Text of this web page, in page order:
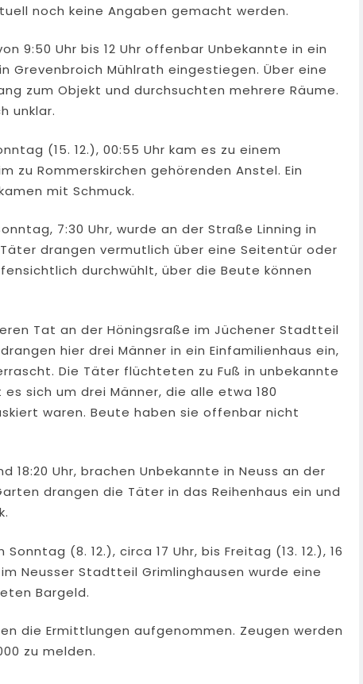
noch keine Angaben gemacht werden.
9:50 Uhr bis 12 Uhr offenbar Unbekannte in ein
Grevenbroich Mühlrath eingestiegen. Über eine
zum Objekt und durchsuchten mehrere Räume.
unklar.
(15. 12.), 00:55 Uhr kam es zu einem
zu Rommerskirchen gehörenden Anstel. Ein
mit Schmuck.
7:30 Uhr, wurde an der Straße Linning in
drangen vermutlich über eine Seitentür oder
durchwühlt, über die Beute können
Tat an der Höningsraße im Jüchener Stadtteil
hier drei Männer in ein Einfamilienhaus ein,
Die Täter flüchteten zu Fuß in unbekannte
sich um drei Männer, die alle etwa 180
waren. Beute haben sie offenbar nicht
18:20 Uhr, brachen Unbekannte in Neuss an der
drangen die Täter in das Reihenhaus ein und
(8. 12.), circa 17 Uhr, bis Freitag (13. 12.), 16
Neusser Stadtteil Grimlinghausen wurde eine
Bargeld.
die Ermittlungen aufgenommen. Zeugen werden
zu melden.